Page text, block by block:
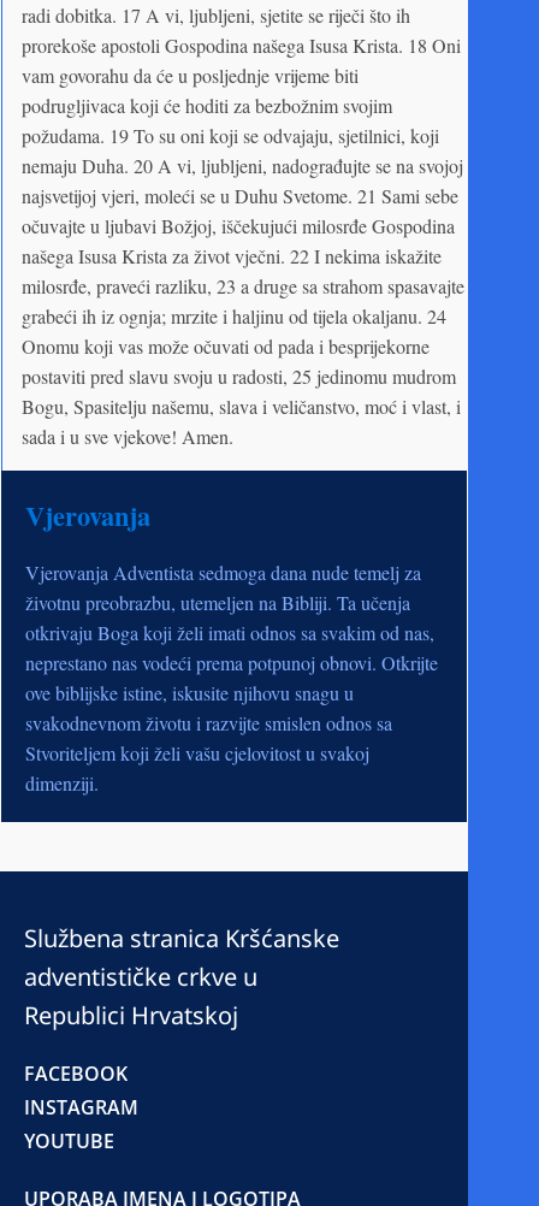
radi dobitka. 17 A vi, ljubljeni, sjetite se riječi što ih
prorekoše apostoli Gospodina našega Isusa Krista. 18 Oni
vam govorahu da će u posljednje vrijeme biti
podrugljivaca koji će hoditi za bezbožnim svojim
požudama. 19 To su oni koji se odvajaju, sjetilnici, koji
nemaju Duha. 20 A vi, ljubljeni, nadograđujte se na svojoj
najsvetijoj vjeri, moleći se u Duhu Svetome. 21 Sami sebe
očuvajte u ljubavi Božjoj, iščekujući milosrđe Gospodina
našega Isusa Krista za život vječni. 22 I nekima iskažite
milosrđe, praveći razliku, 23 a druge sa strahom spasavajte
grabeći ih iz ognja; mrzite i haljinu od tijela okaljanu. 24
Onomu koji vas može očuvati od pada i besprijekorne
postaviti pred slavu svoju u radosti, 25 jedinomu mudrom
Bogu, Spasitelju našemu, slava i veličanstvo, moć i vlast, i
sada i u sve vjekove! Amen.
Vjerovanja
Vjerovanja Adventista sedmoga dana nude temelj za
životnu preobrazbu, utemeljen na Bibliji. Ta učenja
otkrivaju Boga koji želi imati odnos sa svakim od nas,
neprestano nas vodeći prema potpunoj obnovi. Otkrijte
ove biblijske istine, iskusite njihovu snagu u
svakodnevnom životu i razvijte smislen odnos sa
Stvoriteljem koji želi vašu cjelovitost u svakoj
dimenziji.
Službena stranica Kršćanske
adventističke crkve u
Republici Hrvatskoj
FACEBOOK
INSTAGRAM
YOUTUBE
UPORABA IMENA I LOGOTIPA